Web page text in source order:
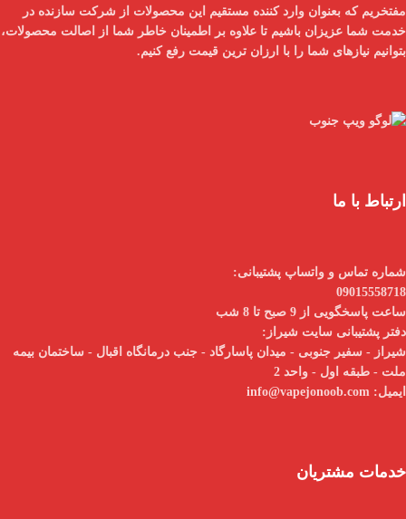
مفتخریم که بعنوان وارد کننده مستقیم این محصولات از شرکت سازنده در
خدمت شما عزیزان باشیم تا علاوه بر اطمینان خاطر شما از
اصالت محصولات،
بتوانیم نیازهای شما را با ارزان ترین قیمت رفع کنیم.
ارتباط با ما
شماره تماس و واتساپ پشتیبانی:
09015558718
ساعت پاسخگویی از 9 صبح تا 8 شب
دفتر پشتیبانی سایت شیراز:
شیراز - سفیر جنوبی - میدان پاسارگاد - جنب درمانگاه اقبال - ساختمان بیمه
ملت - طبقه اول - واحد 2
ایمیل:
خدمات مشتریان